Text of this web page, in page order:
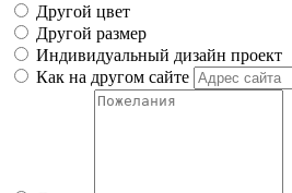
Другой цвет
Другой размер
Индивидуальный дизайн проект
Как на другом сайте